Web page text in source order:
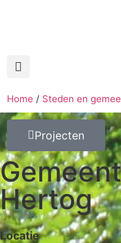
Home / Steden en
Projecten
Hertog
Locatie